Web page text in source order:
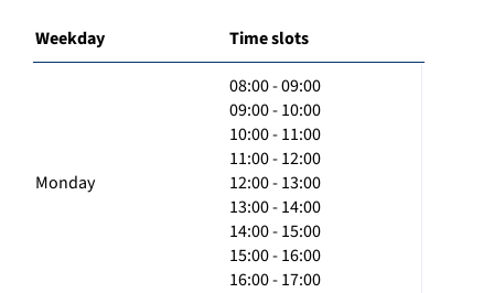
Weekday Time slots
Monday
08:00 - 09:00
09:00 - 10:00
10:00 - 11:00
11:00 - 12:00
12:00 - 13:00
13:00 - 14:00
14:00 - 15:00
15:00 - 16:00
16:00 - 17:00